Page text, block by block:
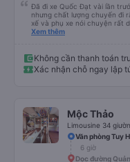
Đã đi xe Quốc Đạt vài lần
nhưng chất lượng chuyến đi
xế và phụ xe nói chuyện rất
chuyển tới tận nhà. 10đ cho
Xem thêm
Không cần thanh toán
Xác nhận chỗ ngay lập
Mộc Thảo
Limousine 34
Văn phòng Tuy
6 giờ
Dọc đường